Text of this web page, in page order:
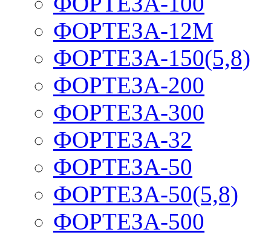
ФОРТЕЗА-12М
ФОРТЕЗА-150(5,8)
ФОРТЕЗА-200
ФОРТЕЗА-300
ФОРТЕЗА-32
ФОРТЕЗА-50
ФОРТЕЗА-50(5,8)
ФОРТЕЗА-500